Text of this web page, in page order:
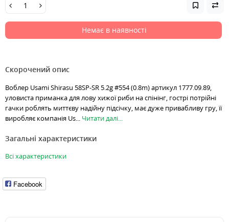
Немає в наявності
Скорочений опис
Воблер Usami Shirasu 58SP-SR 5.2g #554 (0.8m) артикул 1777.09.89,
уловиста приманка для лову хижої риби на спінінг, гострі потрійні
гачки роблять миттєву надійну підсічку, має дуже привабливу гру, її
виробляє компанія Us... Читати далі...
Загальні характеристики
Всі характеристики
Facebook